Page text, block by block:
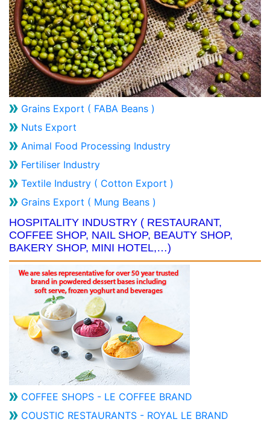
Grains Export ( FABA Beans )
Nuts Export
Animal Food Processing Industry
Fertiliser Industry
Textile Industry ( Cotton Export )
Grains Export ( Mung Beans )
HOSPITALITY INDUSTRY ( RESTAURANT,
COFFEE SHOP, NAIL SHOP, BEAUTY SHOP,
BAKERY SHOP, MINI HOTEL,…)
COFFEE SHOPS - LE COFFEE BRAND
COUSTIC RESTAURANTS - ROYAL LE BRAND